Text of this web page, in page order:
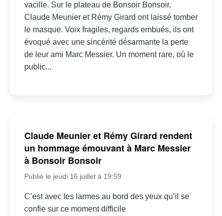
vacille. Sur le plateau de Bonsoir Bonsoir,
Claude Meunier et Rémy Girard ont laissé tomber
le masque. Voix fragiles, regards embués, ils ont
évoqué avec une sincérité désarmante la perte
de leur ami Marc Messier. Un moment rare, où le
public...
Claude Meunier et Rémy Girard rendent
un hommage émouvant à Marc Messier
à Bonsoir Bonsoir
Publié le jeudi 16 juillet à 19:59
C’est avec les larmes au bord des yeux qu’il se
confie sur ce moment difficile